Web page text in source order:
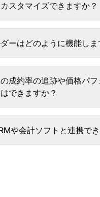
スタマイズできますか？
ーはどのように機能しま
成約率の追跡や価格パ
できますか？
や会計ソフトと連携で